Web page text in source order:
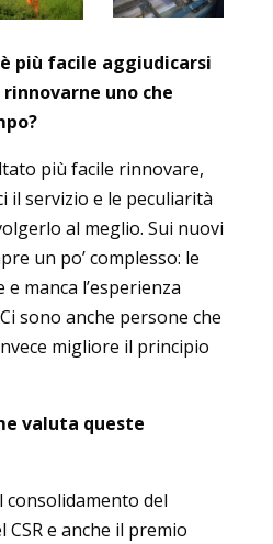
più facile aggiudicarsi
uno che
più facile rinnovare,
il servizio e le peculiarità
al meglio. Sui nuovi
un po’ complesso: le
manca l’esperienza
sono anche persone che
migliore il principio
valuta queste
del
e anche il premio